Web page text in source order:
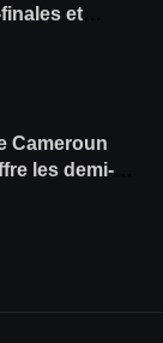
et
!
Cameroun
les demi-